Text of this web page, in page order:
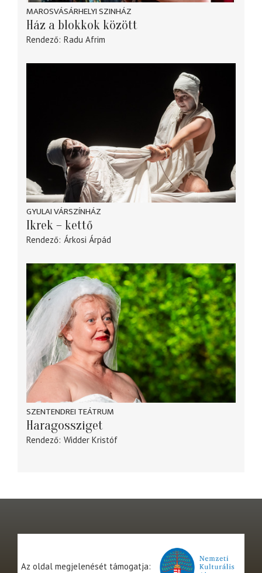
MAROSVÁSÁRHELYI SZINHÁZ
Ház a blokkok között
Rendező Radu Afrim
GYULAI VÁRSZÍNHÁZ
Ikrek – kettő
Rendező Árkosi Árpád
SZENTENDREI TEÁTRUM
Haragossziget
Rendező Widder Kristóf
Az oldal megjelenését támogatja: